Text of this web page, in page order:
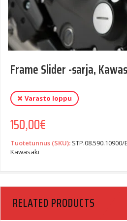
Frame Slider -sarja,
Varasto loppu
150,00€
Tuotetunnus (SKU): STP.08.590.10900/
Kawasaki
RELATED PRODUCTS